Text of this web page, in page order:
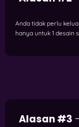
Anda tidak perlu
hanya untuk 1 desain
Alasan #3